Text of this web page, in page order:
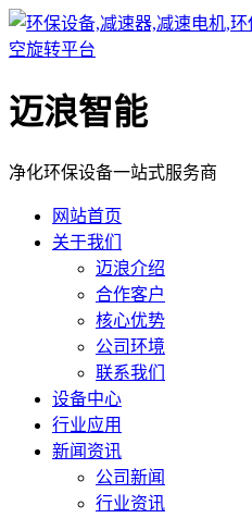
迈浪智能
净化环保设备一站式服务商
网站首页
关于我们
迈浪介绍
合作客户
核心优势
公司环境
联系我们
设备中心
行业应用
新闻资讯
公司新闻
行业资讯